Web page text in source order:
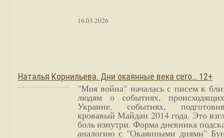
16.03.2026
Наталья Корнильева. Дни окаянные века сего… 12+
"Моя война" началась с писем к
людям о событиях,
Украине, событиях,
кровавый Майдан 2014 года. Это
боль изнутри. Форма дневника
аналогию с "Окаянными днями"